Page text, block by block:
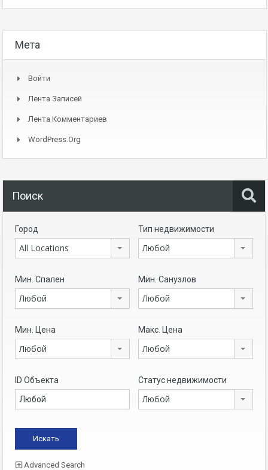
Мета
Войти
Лента Записей
Лента Комментариев
WordPress.org
Поиск
Город
All Locations
Тип недвижимости
Любой
Мин. Спален
Любой
Мин. Санузлов
Любой
Мин. Цена
Любой
Макс. Цена
Любой
ID Объекта Статус недвижимости
Любой
Advanced Search